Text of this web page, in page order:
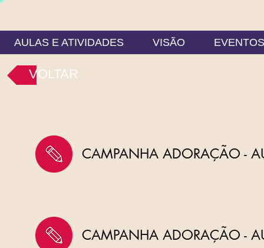
AULAS E ATIVIDADES VISÃO EVENTOS
VOLTAR
CAMPANHA ADORAÇÃO -
CAMPANHA ADORAÇÃO -